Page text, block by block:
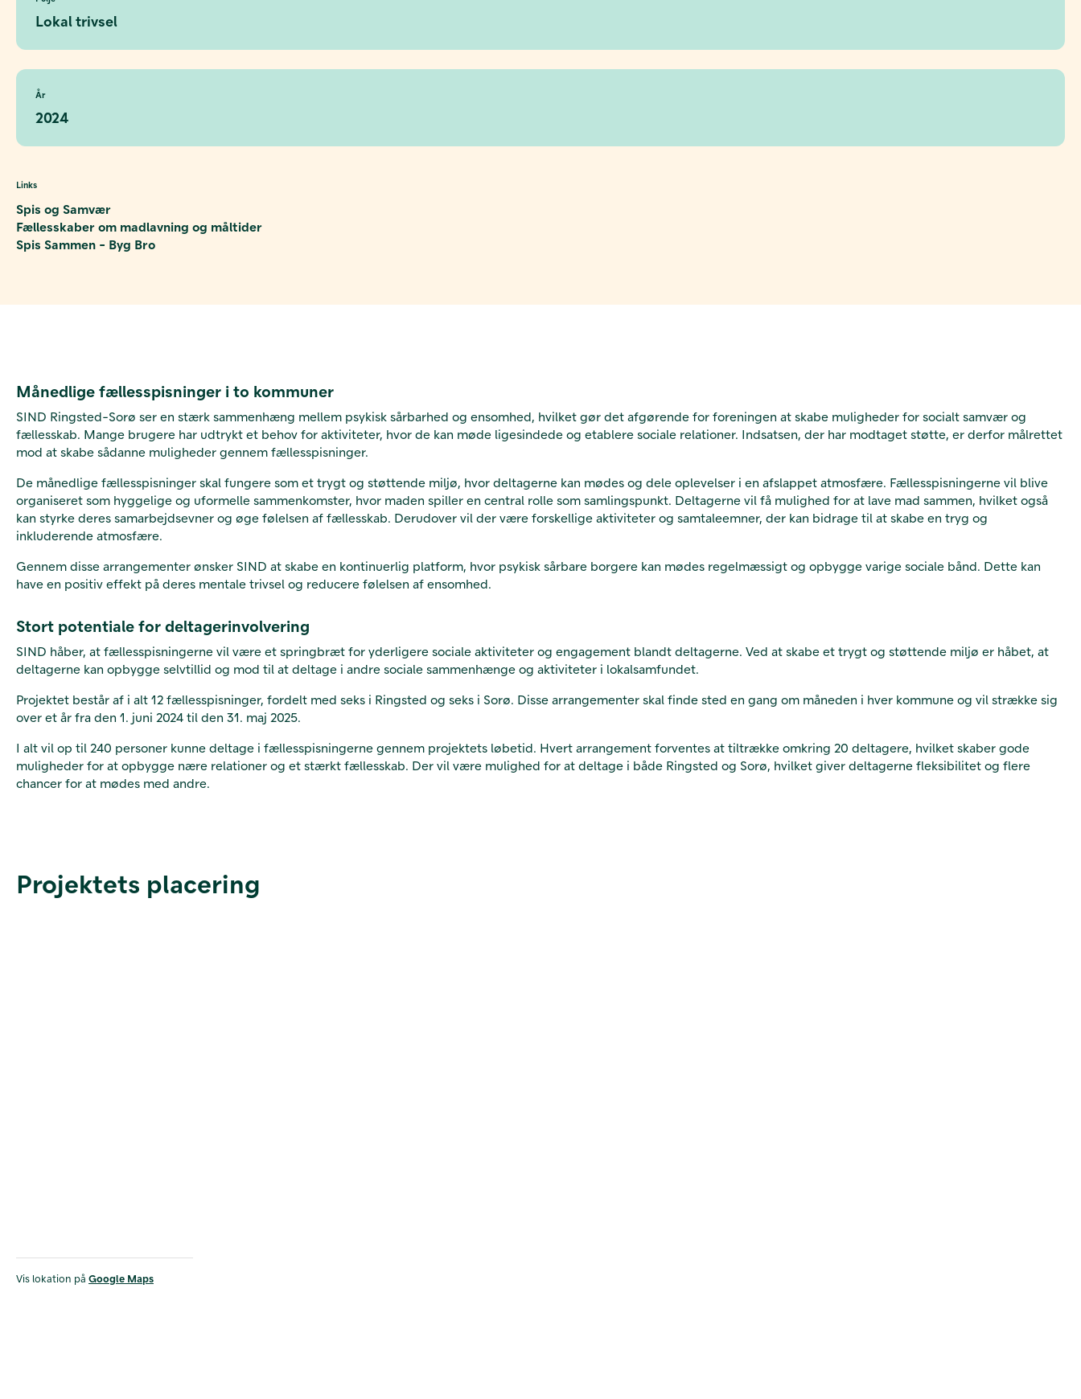
Lokal trivsel
År
2024
Links
Spis og Samvær
Fællesskaber om madlavning og måltider
Spis Sammen - Byg Bro
Månedlige fællesspisninger i to kommuner
SIND Ringsted-Sorø ser en stærk sammenhæng mellem psykisk sårbarhed og ensomhed, hvilket gør det afgørende for foreningen at skabe muligheder for socialt samvær og
fællesskab. Mange brugere har udtrykt et behov for aktiviteter, hvor de kan møde ligesindede og etablere sociale relationer. Indsatsen, der har modtaget støtte, er derfor målrettet
mod at skabe sådanne muligheder gennem fællesspisninger.
De månedlige fællesspisninger skal fungere som et trygt og støttende miljø, hvor deltagerne kan mødes og dele oplevelser i en afslappet atmosfære. Fællesspisningerne vil blive
organiseret som hyggelige og uformelle sammenkomster, hvor maden spiller en central rolle som samlingspunkt. Deltagerne vil få mulighed for at lave mad sammen, hvilket også
kan styrke deres samarbejdsevner og øge følelsen af fællesskab. Derudover vil der være forskellige aktiviteter og samtaleemner, der kan bidrage til at skabe en tryg og
inkluderende atmosfære.
Gennem disse arrangementer ønsker SIND at skabe en kontinuerlig platform, hvor psykisk sårbare borgere kan mødes regelmæssigt og opbygge varige sociale bånd. Dette kan
have en positiv effekt på deres mentale trivsel og reducere følelsen af ensomhed.
Stort potentiale for deltagerinvolvering
SIND håber, at fællesspisningerne vil være et springbræt for yderligere sociale aktiviteter og engagement blandt deltagerne. Ved at skabe et trygt og støttende miljø er håbet, at
deltagerne kan opbygge selvtillid og mod til at deltage i andre sociale sammenhænge og aktiviteter i lokalsamfundet.
Projektet består af i alt 12 fællesspisninger, fordelt med seks i Ringsted og seks i Sorø. Disse arrangementer skal finde sted en gang om måneden i hver kommune og vil strække sig
over et år fra den 1. juni 2024 til den 31. maj 2025.
I alt vil op til 240 personer kunne deltage i fællesspisningerne gennem projektets løbetid. Hvert arrangement forventes at tiltrække omkring 20 deltagere, hvilket skaber gode
muligheder for at opbygge nære relationer og et stærkt fællesskab. Der vil være mulighed for at deltage i både Ringsted og Sorø, hvilket giver deltagerne fleksibilitet og flere
chancer for at mødes med andre.
Projektets placering
Vis lokation på Google Maps